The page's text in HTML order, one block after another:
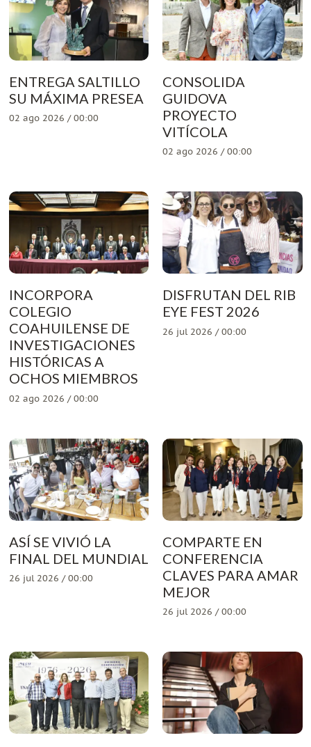
ENTREGA SALTILLO
SU MÁXIMA PRESEA
02 ago 2026 / 00:00
CONSOLIDA
GUIDOVA
PROYECTO
VITÍCOLA
02 ago 2026 / 00:00
INCORPORA
COLEGIO
COAHUILENSE DE
INVESTIGACIONES
HISTÓRICAS A
OCHOS MIEMBROS
02 ago 2026 / 00:00
DISFRUTAN DEL RIB
EYE FEST 2026
26 jul 2026 / 00:00
ASÍ SE VIVIÓ LA
FINAL DEL MUNDIAL
26 jul 2026 / 00:00
COMPARTE EN
CONFERENCIA
CLAVES PARA AMAR
MEJOR
26 jul 2026 / 00:00